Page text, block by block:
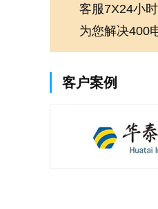
客服7X24小
为您解决400
客户案例